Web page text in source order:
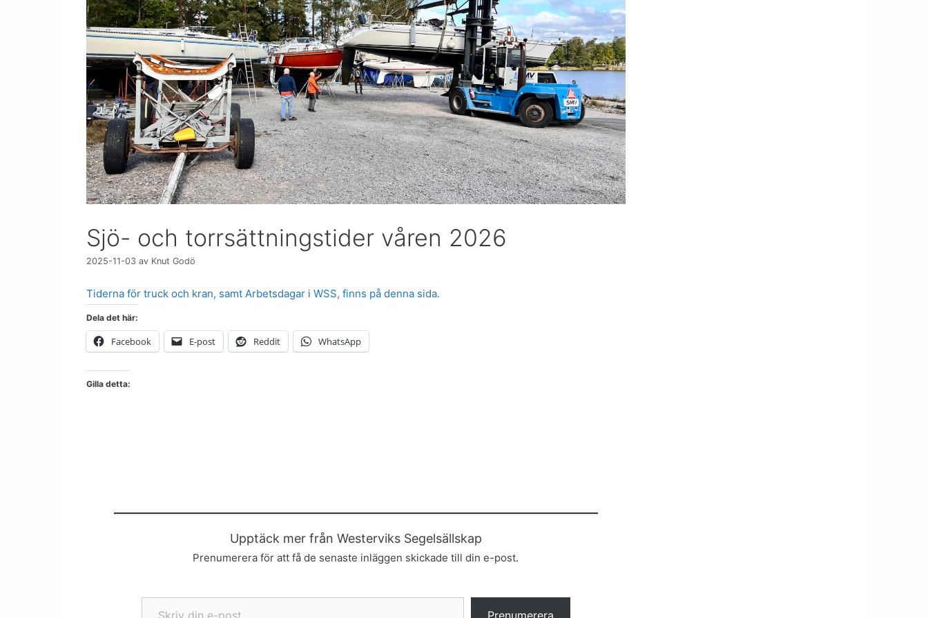
Sjö- och torrsättningstider våren 2026
2025-11-03 av Knut Godö
Tiderna för truck och kran, samt Arbetsdagar i WSS, finns på denna sida.
Dela det här:
Facebook E-post Reddit WhatsApp
Gilla detta:
Upptäck mer från Westerviks Segelsällskap
Prenumerera för att få de senaste inläggen skickade till din e-post.
Skriv din e-post …
Prenumerera